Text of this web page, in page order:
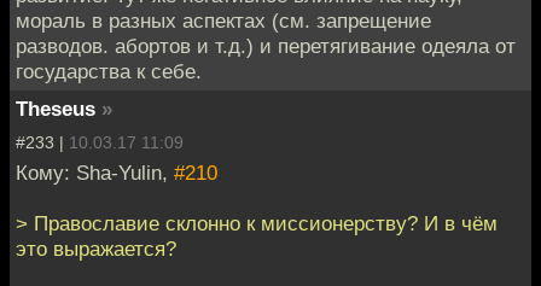
мораль в разных аспектах (см. запрещение
разводов. абортов и т.д.) и перетягивание одеяла от
государства к себе.
Theseus »
#233 | 10.03.17 11:09
Кому: Sha-Yulin, #210
> Православие склонно к миссионерству? И в чём
это выражается?